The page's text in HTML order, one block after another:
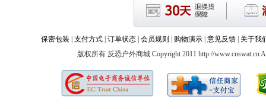
保密包装 支付方式 订单状态 会员规则 购物演示 意见反馈
关于我
版权所有 反恐户外商城 Copyright 2011 http://www.cnswat.cn